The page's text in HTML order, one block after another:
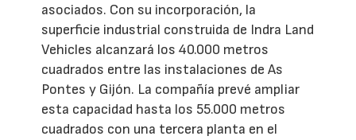
asociados. Con su incorporación, la
superficie industrial construida de Indra Land
Vehicles alcanzará los 40.000 metros
cuadrados entre las instalaciones de As
Pontes y Gijón. La compañía prevé ampliar
esta capacidad hasta los 55.000 metros
cuadrados con una tercera planta en el